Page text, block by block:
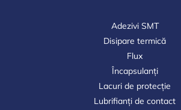
Adezivi SMT
Disipare termică
Flux
Încapsulanți
Lacuri de protecție
Lubrifianți de contact